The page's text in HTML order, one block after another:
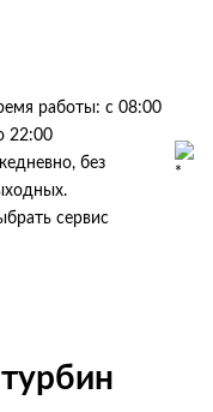
работы: с 08:00
22:00
без
сервис